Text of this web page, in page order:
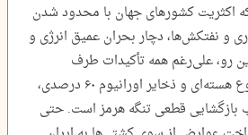
اکثریت کشورهای جهان با محدود شدن
و نفتکش‌ها، دچار بحران عمیق انرژی و
رو، علی‌رغم همه تأکیدات طرف
آمریکایی بر اهمیت موضوع هسته‌ای و ذخایر اورانیوم ۶۰ درصدی،
بازگشایی قطعی تنگه هرمز است. حتی